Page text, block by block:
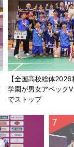
【全国高校総体
学園が男女アベック
でストップ